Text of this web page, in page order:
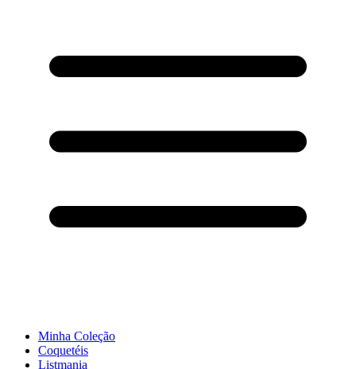
Minha Coleção
Coquetéis
Listmania